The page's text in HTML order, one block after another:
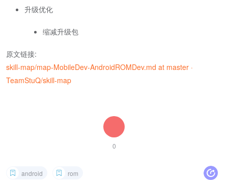
升级优化
缩减升级包
原文链接:
skill-map/map-MobileDev-AndroidROMDev.md at master ·
TeamStuQ/skill-map
0
android rom